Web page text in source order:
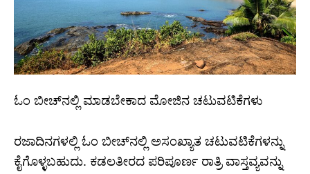
ಓಂ ಬೀಚ್‌ನಲ್ಲಿ ಮಾಡಬೇಕಾದ ಮೋಜಿನ ಚಟುವಟಿಕೆಗಳು
ರಜಾದಿನಗಳಲ್ಲಿ ಓಂ ಬೀಚ್‌ನಲ್ಲಿ ಅಸಂಖ್ಯಾತ ಚಟುವಟಿಕೆಗಳನ್ನು
ಕೈಗೊಳ್ಳಬಹುದು. ಕಡಲತೀರದ ಪರಿಪೂರ್ಣ ರಾತ್ರಿ ವಾಸ್ತವ್ಯವನ್ನು